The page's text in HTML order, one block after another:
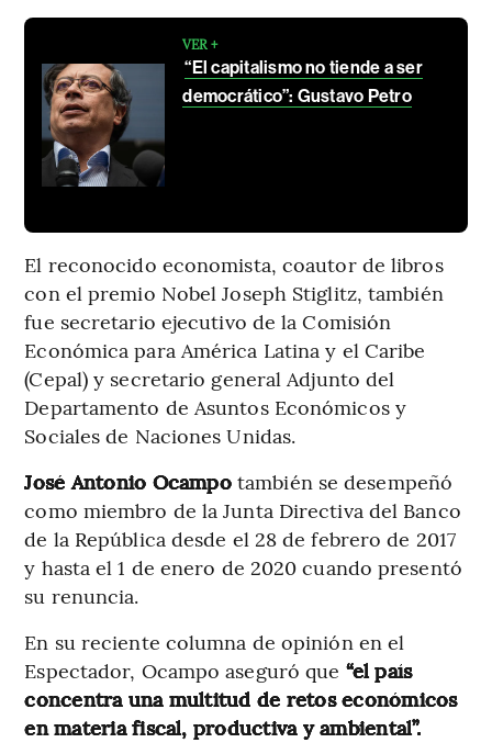
VER +
“El capitalismo no tiende a ser
democrático”: Gustavo Petro
El reconocido economista, coautor de libros
con el premio Nobel Joseph Stiglitz, también
fue secretario ejecutivo de la Comisión
Económica para América Latina y el Caribe
(Cepal) y secretario general Adjunto del
Departamento de Asuntos Económicos y
Sociales de Naciones Unidas.
José Antonio Ocampotambién se desempeñó
como miembro de la Junta Directiva del Banco
de la República desde el 28 de febrero de 2017
y hasta el 1 de enero de 2020 cuando presentó
su renuncia.
En su reciente columna de opinión en el
Espectador, Ocampo aseguró que “el país
concentra una multitud de retos económicos
en materia fiscal, productiva y ambiental”.